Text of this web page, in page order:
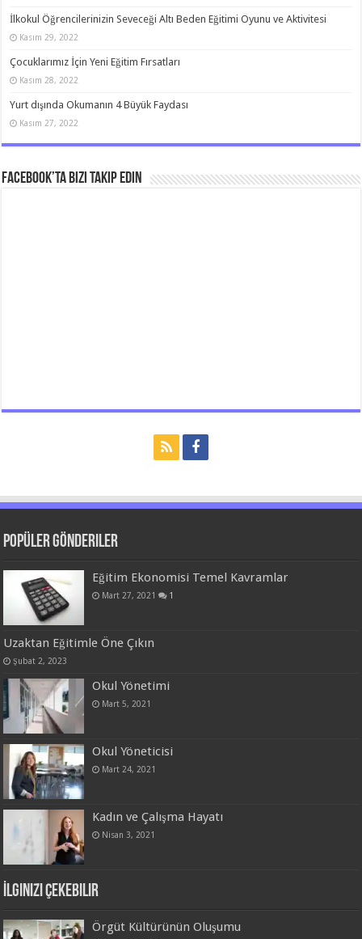
İlkokul Öğrencilerinizin Seveceği Altı Beden Eğitimi Oyunu ve Aktivitesi
Kasım 29, 2022
Çocuklarımız İçin Yeni Eğitim Fırsatları
Kasım 28, 2022
Yurt dışında Okumanın 4 Büyük Faydası
Kasım 27, 2022
Facebook’ta bizi takip edin
Popüler Gönderiler
Eğitim Ekonomisi Temel Kavramlar
Mart 27, 2021 1
Uzaktan Eğitimle Öne Çıkın
Şubat 2, 2023
Okul Yönetimi
Mart 5, 2021
Okul Yöneticisi
Mart 24, 2021
Kadın ve Çalışma Hayatı
Nisan 3, 2021
İlginizi Çekebilir
Örgüt Kültürünün Oluşumu